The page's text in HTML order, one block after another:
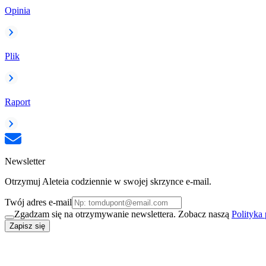
Opinia
Plik
Raport
Newsletter
Otrzymuj Aleteia codziennie w swojej skrzynce e-mail.
Twój adres e-mail
Zgadzam się na otrzymywanie newslettera. Zobacz naszą Polityka
Zapisz się